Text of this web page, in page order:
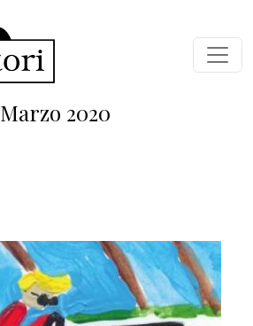
Marzo 2020